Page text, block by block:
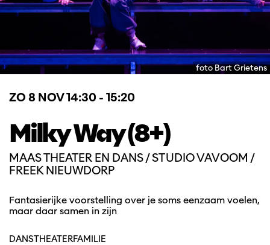
foto Bart Grietens
Milky Way (8+)
MAAS THEATER EN DANS / STUDIO VAVOOM /
FREEK NIEUWDORP
ZO 8 NOV14:30 - 15:20
Fantasierijke voorstelling over je soms eenzaam voelen,
maar daar samen in zijn
DANSTHEATERFAMILIE